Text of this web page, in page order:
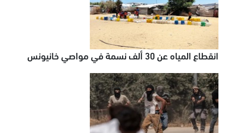
انقطاع المياه عن 30 ألف نسمة في مواصي خانيونس